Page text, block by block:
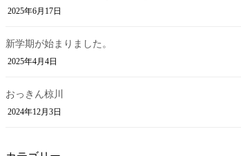
2025年6月17日
新学期が始まりました。
2025年4月4日
おっきん椋川
2024年12月3日